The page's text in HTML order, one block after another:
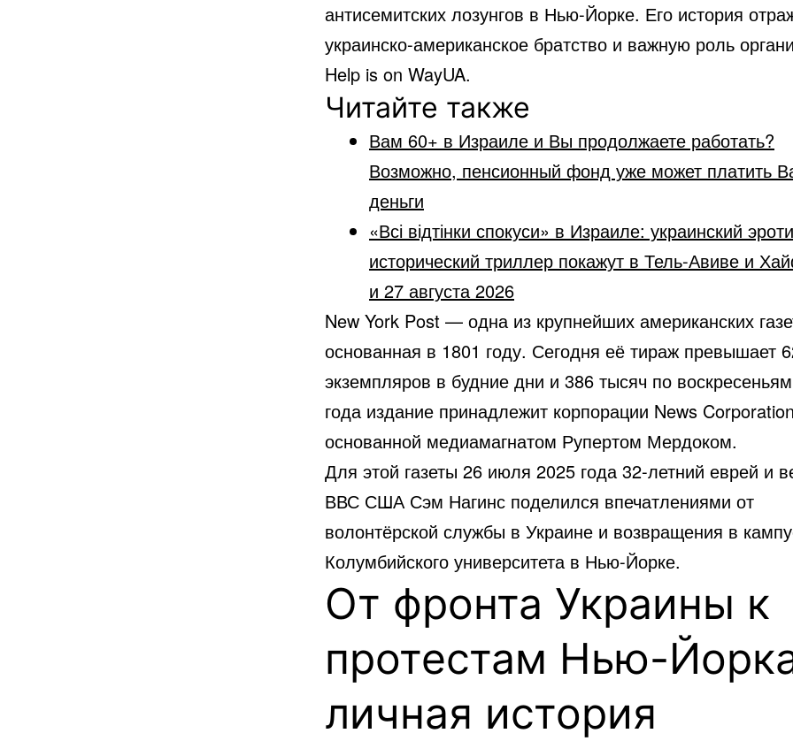
антисемитских лозунгов в Нью-Йорке. Его история
украинско-американское братство и важную роль
Help is on WayUA.
Читайте также
Вам 60+ в Израиле и Вы продолжаете работать?
Возможно, пенсионный фонд уже может платить
деньги
«Всі відтінки спокуси» в Израиле: украинский
исторический триллер покажут в Тель-Авиве и
и 27 августа 2026
New York Post — одна из крупнейших американских
основанная в 1801 году. Сегодня её тираж превышает
экземпляров в будние дни и 386 тысяч по
года издание принадлежит корпорации News
основанной медиамагнатом Рупертом Мердоком.
Для этой газеты 26 июля 2025 года 32-летний еврей и
ВВС США Сэм Нагинс поделился впечатлениями от
волонтёрской службы в Украине и возвращения в
Колумбийского университета в Нью-Йорке.
От фронта Украины к
протестам Нью-
личная история